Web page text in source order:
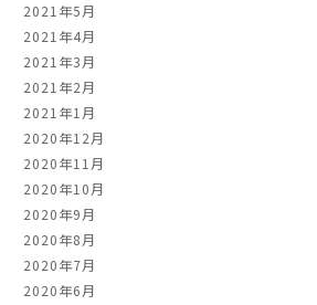
2021年5月
2021年4月
2021年3月
2021年2月
2021年1月
2020年12月
2020年11月
2020年10月
2020年9月
2020年8月
2020年7月
2020年6月